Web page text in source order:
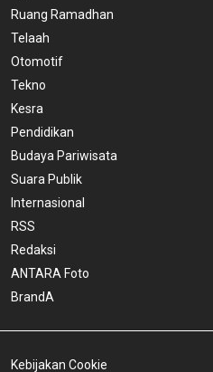
Ruang Ramadhan
Telaah
Otomotif
Tekno
Kesra
Pendidikan
Budaya Pariwisata
Suara Publik
Internasional
RSS
Redaksi
ANTARA Foto
BrandA
Kebijakan Cookie